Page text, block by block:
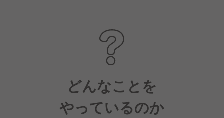
どんなことを
やっているのか